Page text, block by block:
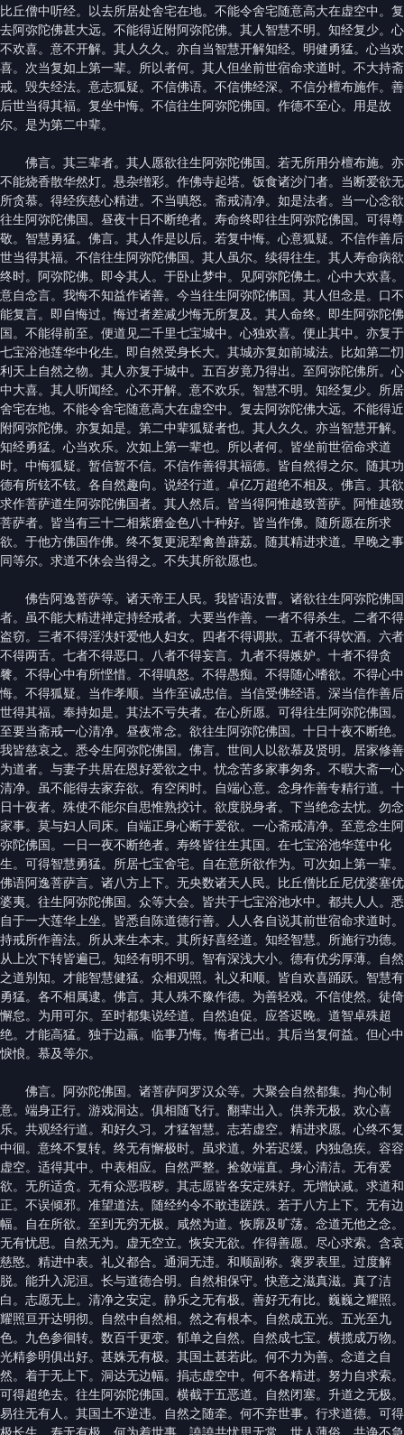
比丘僧中听经。以去所居处舍宅在地。不能令舍宅随意高大在虚空中。复
去阿弥陀佛甚大远。不能得近附阿弥陀佛。其人智慧不明。知经复少。心
不欢喜。意不开解。其人久久。亦自当智慧开解知经。明健勇猛。心当欢
喜。次当复如上第一辈。所以者何。其人但坐前世宿命求道时。不大持斋
戒。毁失经法。意志狐疑。不信佛语。不信佛经深。不信分檀布施作。善
后世当得其福。复坐中悔。不信往生阿弥陀佛国。作德不至心。用是故
尔。是为第二中辈。
佛言。其三辈者。其人愿欲往生阿弥陀佛国。若无所用分檀布施。亦
不能烧香散华然灯。悬杂缯彩。作佛寺起塔。饭食诸沙门者。当断爱欲无
所贪慕。得经疾慈心精进。不当嗔怒。斋戒清净。如是法者。当一心念欲
往生阿弥陀佛国。昼夜十日不断绝者。寿命终即往生阿弥陀佛国。可得尊
敬。智慧勇猛。佛言。其人作是以后。若复中悔。心意狐疑。不信作善后
世当得其福。不信往生阿弥陀佛国。其人虽尔。续得往生。其人寿命病欲
终时。阿弥陀佛。即令其人。于卧止梦中。见阿弥陀佛土。心中大欢喜。
意自念言。我悔不知益作诸善。今当往生阿弥陀佛国。其人但念是。口不
能复言。即自悔过。悔过者差减少悔无所复及。其人命终。即生阿弥陀佛
国。不能得前至。便道见二千里七宝城中。心独欢喜。便止其中。亦复于
七宝浴池莲华中化生。即自然受身长大。其城亦复如前城法。比如第二忉
利天上自然之物。其人亦复于城中。五百岁竟乃得出。至阿弥陀佛所。心
中大喜。其人听闻经。心不开解。意不欢乐。智慧不明。知经复少。所居
舍宅在地。不能令舍宅随意高大在虚空中。复去阿弥陀佛大远。不能得近
附阿弥陀佛。亦复如是。第二中辈狐疑者也。其人久久。亦当智慧开解。
知经勇猛。心当欢乐。次如上第一辈也。所以者何。皆坐前世宿命求道
时。中悔狐疑。暂信暂不信。不信作善得其福德。皆自然得之尔。随其功
德有所铉不铉。各自然趣向。说经行道。卓亿万超绝不相及。佛言。其欲
求作菩萨道生阿弥陀佛国者。其人然后。皆当得阿惟越致菩萨。阿惟越致
菩萨者。皆当有三十二相紫磨金色八十种好。皆当作佛。随所愿在所求
欲。于他方佛国作佛。终不复更泥犁禽兽薜荔。随其精进求道。早晚之事
同等尔。求道不休会当得之。不失其所欲愿也。
佛告阿逸菩萨等。诸天帝王人民。我皆语汝曹。诸欲往生阿弥陀佛国
者。虽不能大精进禅定持经戒者。大要当作善。一者不得杀生。二者不得
盗窃。三者不得淫泆奸爱他人妇女。四者不得调欺。五者不得饮酒。六者
不得两舌。七者不得恶口。八者不得妄言。九者不得嫉妒。十者不得贪
餮。不得心中有所悭惜。不得嗔怒。不得愚痴。不得随心嗜欲。不得心中
悔。不得狐疑。当作孝顺。当作至诚忠信。当信受佛经语。深当信作善后
世得其福。奉持如是。其法不亏失者。在心所愿。可得往生阿弥陀佛国。
至要当斋戒一心清净。昼夜常念。欲往生阿弥陀佛国。十日十夜不断绝。
我皆慈哀之。悉令生阿弥陀佛国。佛言。世间人以欲慕及贤明。居家修善
为道者。与妻子共居在恩好爱欲之中。忧念苦多家事匆务。不暇大斋一心
清净。虽不能得去家弃欲。有空闲时。自端心意。念身作善专精行道。十
日十夜者。殊使不能尔自思惟熟挍计。欲度脱身者。下当绝念去忧。勿念
家事。莫与妇人同床。自端正身心断于爱欲。一心斋戒清净。至意念生阿
弥陀佛国。一日一夜不断绝者。寿终皆往生其国。在七宝浴池华莲中化
生。可得智慧勇猛。所居七宝舍宅。自在意所欲作为。可次如上第一辈。
佛语阿逸菩萨言。诸八方上下。无央数诸天人民。比丘僧比丘尼优婆塞优
婆夷。往生阿弥陀佛国。众等大会。皆共于七宝浴池水中。都共人人。悉
自于一大莲华上坐。皆悉自陈道德行善。人人各自说其前世宿命求道时。
持戒所作善法。所从来生本末。其所好喜经道。知经智慧。所施行功德。
从上次下转皆遍已。知经有明不明。智有深浅大小。德有优劣厚薄。自然
之道别知。才能智慧健猛。众相观照。礼义和顺。皆自欢喜踊跃。智慧有
勇猛。各不相属逮。佛言。其人殊不豫作德。为善轻戏。不信使然。徒倚
懈怠。为用可尔。至时都集说经道。自然迫促。应答迟晚。道智卓殊超
绝。才能高猛。独于边羸。临事乃悔。悔者已出。其后当复何益。但心中
悷悢。慕及等尔。
佛言。阿弥陀佛国。诸菩萨阿罗汉众等。大聚会自然都集。拘心制
意。端身正行。游戏洞达。俱相随飞行。翻辈出入。供养无极。欢心喜
乐。共观经行道。和好久习。才猛智慧。志若虚空。精进求愿。心终不复
中徊。意终不复转。终无有懈极时。虽求道。外若迟缓。内独急疾。容容
虚空。适得其中。中表相应。自然严整。捡敛端直。身心清洁。无有爱
欲。无所适贪。无有众恶瑕秽。其志愿皆各安定殊好。无增缺减。求道和
正。不误倾邪。准望道法。随经约令不敢违蹉跌。若于八方上下。无有边
幅。自在所欲。至到无穷无极。咸然为道。恢廓及旷荡。念道无他之念。
无有忧思。自然无为。虚无空立。恢安无欲。作得善愿。尽心求索。含哀
慈愍。精进中表。礼义都合。通洞无违。和顺副称。褒罗表里。过度解
脱。能升入泥洹。长与道德合明。自然相保守。快意之滋真滋。真了洁
白。志愿无上。清净之安定。静乐之无有极。善好无有比。巍巍之耀照。
耀照亘开达明彻。自然中自然相。然之有根本。自然成五光。五光至九
色。九色参徊转。数百千更变。郁单之自然。自然成七宝。横揽成万物。
光精参明俱出好。甚姝无有极。其国土甚若此。何不力为善。念道之自
然。着于无上下。洞达无边幅。捐志虚空中。何不各精进。努力自求索。
可得超绝去。往生阿弥陀佛国。横截于五恶道。自然闭塞。升道之无极。
易往无有人。其国土不逆违。自然之随牵。何不弃世事。行求道德。可得
极长生。寿无有极。何为着世事。譊譊共忧思无常。世人薄俗。共诤不急